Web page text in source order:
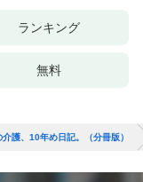
ランキング
無料
介護、10年め日記。（分冊版）